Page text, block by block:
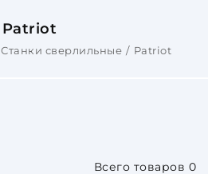
Patriot
Станки сверлильные Patriot
Всего товаров 0